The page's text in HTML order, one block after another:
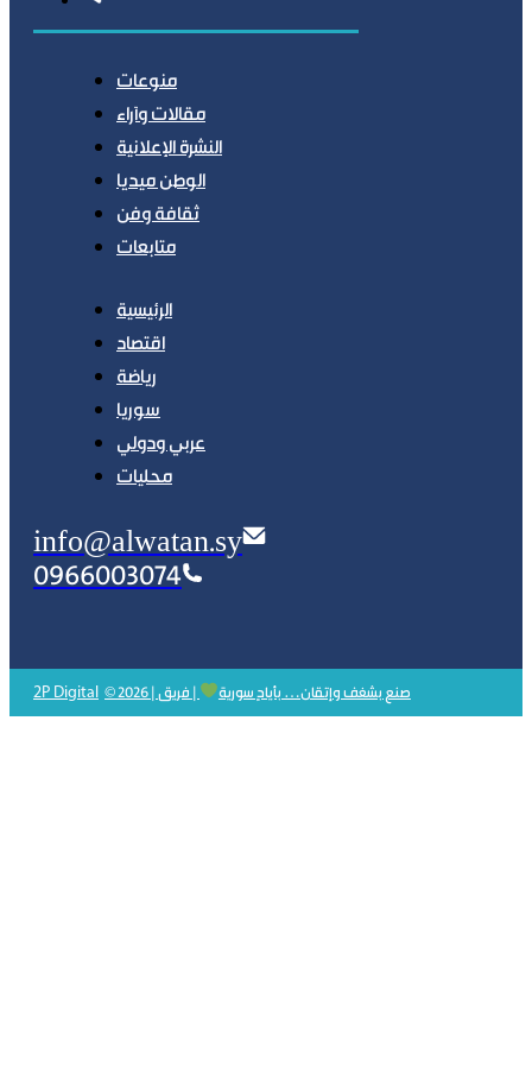
منوعات
مقالات وآراء
النشرة الإعلانية
الوطن ميديا
ثقافة وفن
متابعات
الرئيسية
اقتصاد
رياضة
سوريا
عربي ودولي
محليات
info@alwatan.sy
0966003074
2P Digital © 2026 | صنع بشغف وإتقان… بأيادٍ سورية | فريق